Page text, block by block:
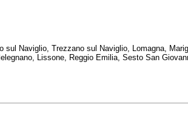
Naviglio, Trezzano sul Naviglio, Lomagna,
Lissone, Reggio Emilia, Sesto San